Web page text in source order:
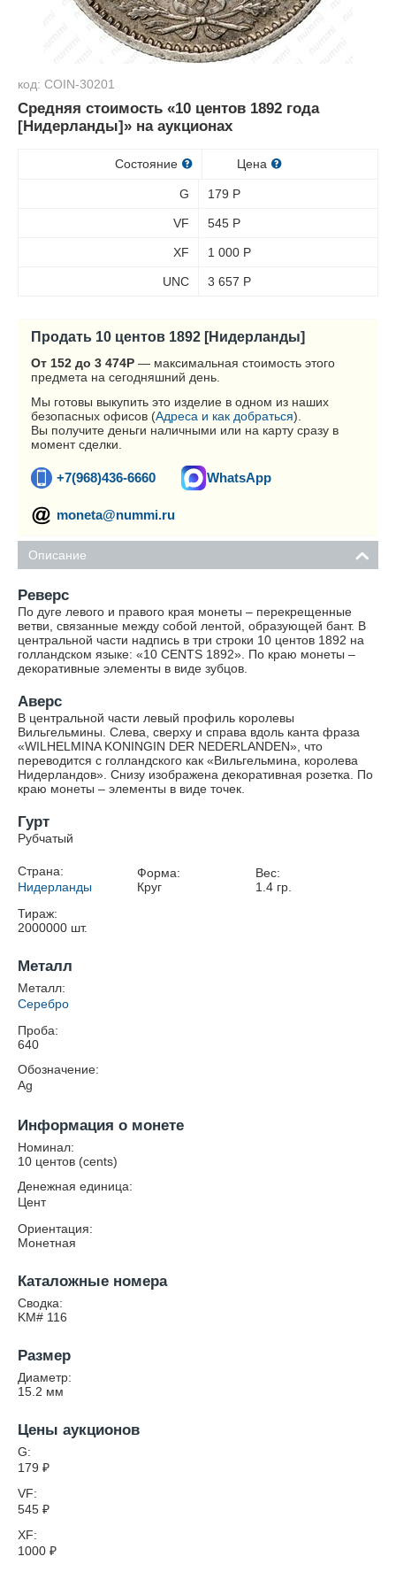
код: COIN-30201
Средняя стоимость «10 центов 1892 года
[Нидерланды]» на аукционах
Состояние Цена
G 179 Р
VF 545 Р
XF 1 000 Р
UNC 3 657 Р
Продать 10 центов 1892 [Нидерланды]
От 152 до 3 474Р — максимальная стоимость этого
предмета на сегодняшний день.
Мы готовы выкупить это изделие в одном из наших
безопасных офисов (Адреса и как добраться).
Вы получите деньги наличными или на карту сразу в
момент сделки.
+7(968)436-6660 WhatsApp
moneta@nummi.ru
Описание
Реверс
По дуге левого и правого края монеты – перекрещенные
ветви, связанные между собой лентой, образующей бант. В
центральной части надпись в три строки 10 центов 1892 на
голландском языке: «10 CENTS 1892». По краю монеты –
декоративные элементы в виде зубцов.
Аверс
В центральной части левый профиль королевы
Вильгельмины. Слева, сверху и справа вдоль канта фраза
«WILHELMINA KONINGIN DER NEDERLANDEN», что
переводится с голландского как «Вильгельмина, королева
Нидерландов». Снизу изображена декоративная розетка. По
краю монеты – элементы в виде точек.
Гурт
Рубчатый
Страна:
Нидерланды
Форма:
Круг
Вес:
1.4 гр.
Тираж:
2000000 шт.
Металл
Металл:
Серебро
Проба:
640
Обозначение:
Ag
Информация о монете
Номинал:
10 центов (cents)
Денежная единица:
Цент
Ориентация:
Монетная
Каталожные номера
Сводка:
KM# 116
Размер
Диаметр:
15.2 мм
Цены аукционов
G:
179 ₽
VF:
545 ₽
XF:
1000 ₽